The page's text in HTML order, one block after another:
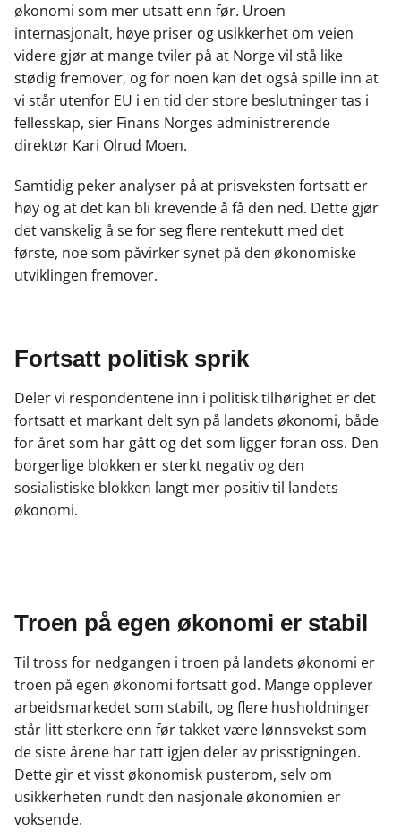
økonomi som mer utsatt enn før. Uroen
internasjonalt, høye priser og usikkerhet om veien
videre gjør at mange tviler på at Norge vil stå like
stødig fremover, og for noen kan det også spille inn at
vi står utenfor EU i en tid der store beslutninger tas i
fellesskap, sier Finans Norges administrerende
direktør Kari Olrud Moen.
Samtidig peker analyser på at prisveksten fortsatt er
høy og at det kan bli krevende å få den ned. Dette gjør
det vanskelig å se for seg flere rentekutt med det
første, noe som påvirker synet på den økonomiske
utviklingen fremover.
Fortsatt politisk sprik
Deler vi respondentene inn i politisk tilhørighet er det
fortsatt et markant delt syn på landets økonomi, både
for året som har gått og det som ligger foran oss. Den
borgerlige blokken er sterkt negativ og den
sosialistiske blokken langt mer positiv til landets
økonomi.
Troen på egen økonomi er stabil
Til tross for nedgangen i troen på landets økonomi er
troen på egen økonomi fortsatt god. Mange opplever
arbeidsmarkedet som stabilt, og flere husholdninger
står litt sterkere enn før takket være lønnsvekst som
de siste årene har tatt igjen deler av prisstigningen.
Dette gir et visst økonomisk pusterom, selv om
usikkerheten rundt den nasjonale økonomien er
voksende.